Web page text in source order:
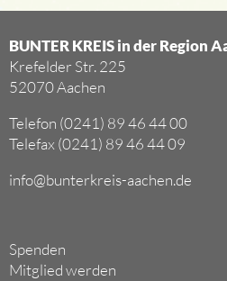
BUNTER KREIS in der Region
Krefelder Str. 225
52070 Aachen
Telefon (0241) 89 46 44 00
Telefax (0241) 89 46 44 09
info@bunterkreis-aachen.de
Spenden
Mitglied werden